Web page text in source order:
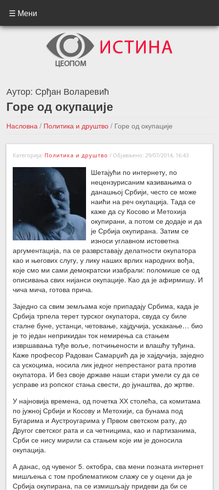
☰ Мени
Аутор: Срђан Воларевић
Горе од окупације
Насловна / Политика и друштво / Горе од окупације
←Претходна вест
Следећа вест →
Категорија: Политика и друштво / Објављено: 29/07/2014, 16:43
Шетајући по интернету, по
нецензурисаним казивањима о
данашњој Србији, често се може
наићи на реч окупација. Тада се
каже да су Косово и Метохија
окупирани, а потом се додаје и да
је Србија окупирана. Затим се
износи углавном истоветна
аргументација, па се разврставају делатности окупатора
као и његових слугу, у лику наших врлих народних вођа,
које смо ми сами демократски изабрали: поломише се од
описивања свих нијанси окупације. Као да је афирмишу. И
чича мича, готова прича.
Заједно са свим земљама које припадају Србима, када је
Србија трпела терет турског окупатора, свуда су биле
сталне буне, устанци, четовање, хајдучија, ускакање… био
је то један неприкидан ток немирења са стањем
извршавања туђе воље, потчињености и влашћу туђина.
Каже професор Радован Самарџић да је хајдучија, заједно
са ускоцима, носила лик једног непрестаног рата против
окупатора. И без своје државе наши стари умели су да се
усправе из ропског стања свести, до јунаштва, до жртве.
У најновија времена, од почетка ХХ столећа, са комитама
по јужној Србији и Косову и Метохији, са бунама под
Бугарима и Аустроугарима у Првом светском рату, до
Другог светског рата и са четницима, као и партизанима,
Срби се нису мирили са стањем које им је доносила
окупација.
А данас, од чувеног 5. октобра, сва мени позната интернет
мишљења с том проблематиком слажу се у оцени да је
Србија окупирана, па се измишљају придеви да би се